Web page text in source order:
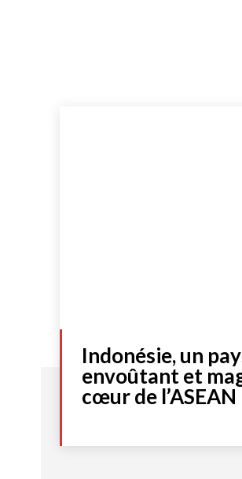
Indonésie, un
envoûtant et
cœur de l’ASEAN